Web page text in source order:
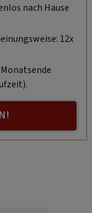
nach Hause
12x